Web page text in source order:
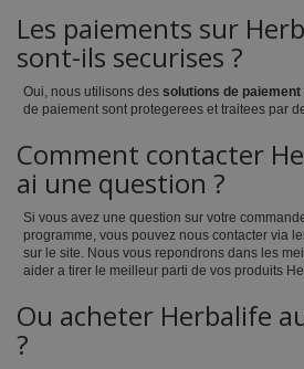
Les paiements sur
sont-ils securises ?
Oui, nous utilisons des solutions de
de paiement sont protegerees et traitees par
Comment contacter
ai une question ?
Si vous avez une question sur votre
programme, vous pouvez nous contacter via
sur le site. Nous vous repondrons dans les
aider a tirer le meilleur parti de vos produits
Ou acheter Herbalife
?